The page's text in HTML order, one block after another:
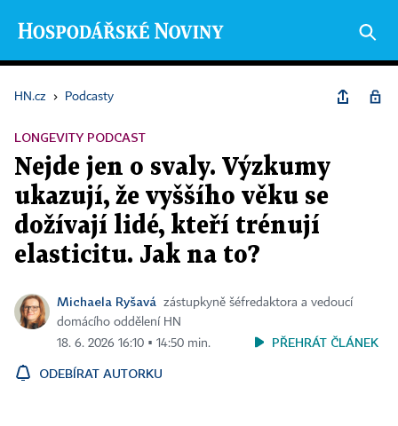
HN.cz › Podcasty
LONGEVITY PODCAST
Nejde jen o svaly. Výzkumy
ukazují, že vyššího věku se
dožívají lidé, kteří trénují
elasticitu. Jak na to?
Michaela Ryšavá
zástupkyně šéfredaktora a vedoucí
domácího oddělení HN
18. 6. 2026 16:10 ▪ 14:50 min.
PŘEHRÁT ČLÁNEK
ODEBÍRAT AUTORKU